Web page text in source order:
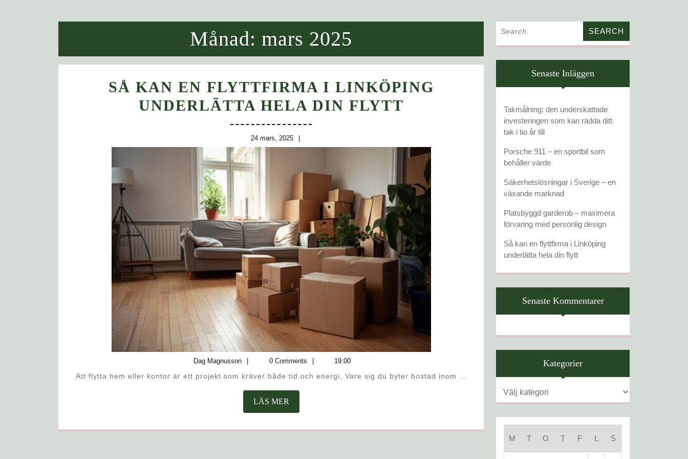
Månad: mars 2025
SÅ KAN EN FLYTTFIRMA I LINKÖPING
UNDERLÄTTA HELA DIN FLYTT
FLYTTFIRMA
LINKÖPING
UNDERLÄTTA
HELA
DIN
FLYTT
24 mars, 2025
24
mars,
Dag Magnusson 0 Comments 19:00
Att flytta hem eller kontor är ett projekt som kräver både tid och energi. Vare sig du byter bostad inom ...
LÄS MER
MER
Search
Senaste Inläggen
Takmålning: den underskattade
investeringen som kan rädda ditt
tak i tio år till
Porsche 911 – en sportbil som
behåller värde
Säkerhetslösningar i Sverige – en
växande marknad
Platsbyggd garderob – maximera
förvaring med personlig design
Så kan en flyttfirma i Linköping
underlätta hela din flytt
Senaste Kommentarer
Kategorier
Kategorier
M T O T F L S